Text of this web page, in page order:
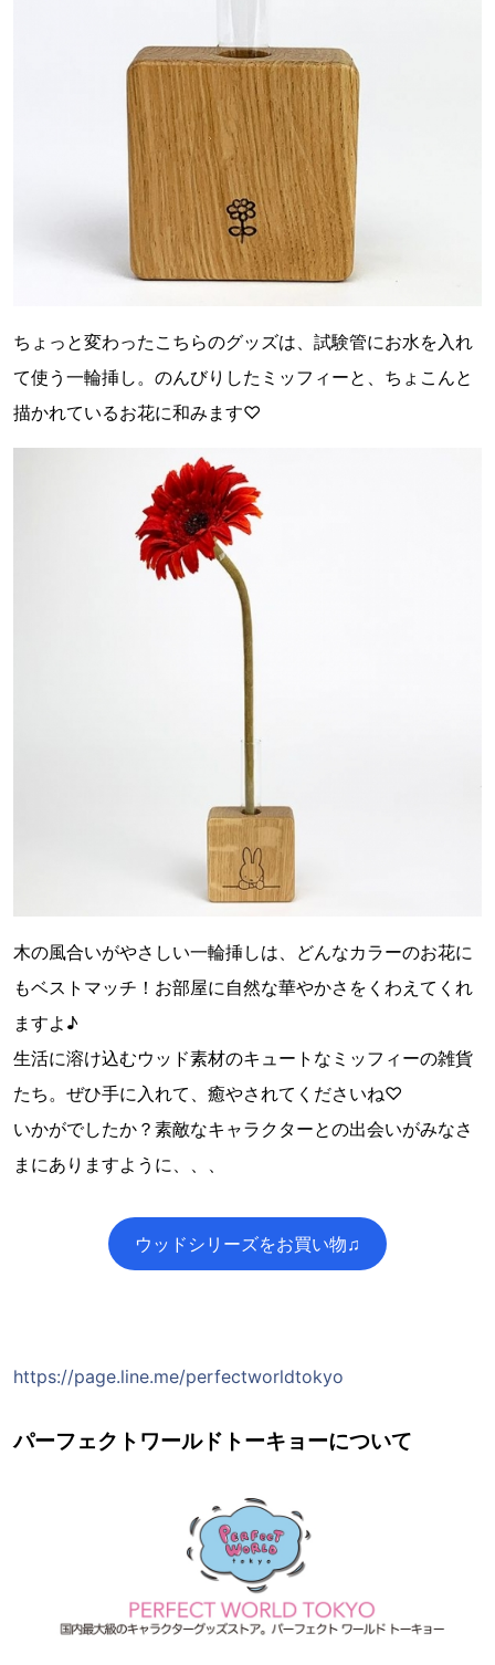
ちょっと変わったこちらのグッズは、試験管にお水を入れ
て使う一輪挿し。のんびりしたミッフィーと、ちょこんと
描かれているお花に和みます♡
木の風合いがやさしい一輪挿しは、どんなカラーのお花に
もベストマッチ！お部屋に自然な華やかさをくわえてくれ
ますよ♪
生活に溶け込むウッド素材のキュートなミッフィーの雑貨
たち。ぜひ手に入れて、癒やされてくださいね♡
いかがでしたか？素敵なキャラクターとの出会いがみなさ
まにありますように、、、
ウッドシリーズをお買い物♫
https://page.line.me/perfectworldtokyo
パーフェクトワールドトーキョーについて